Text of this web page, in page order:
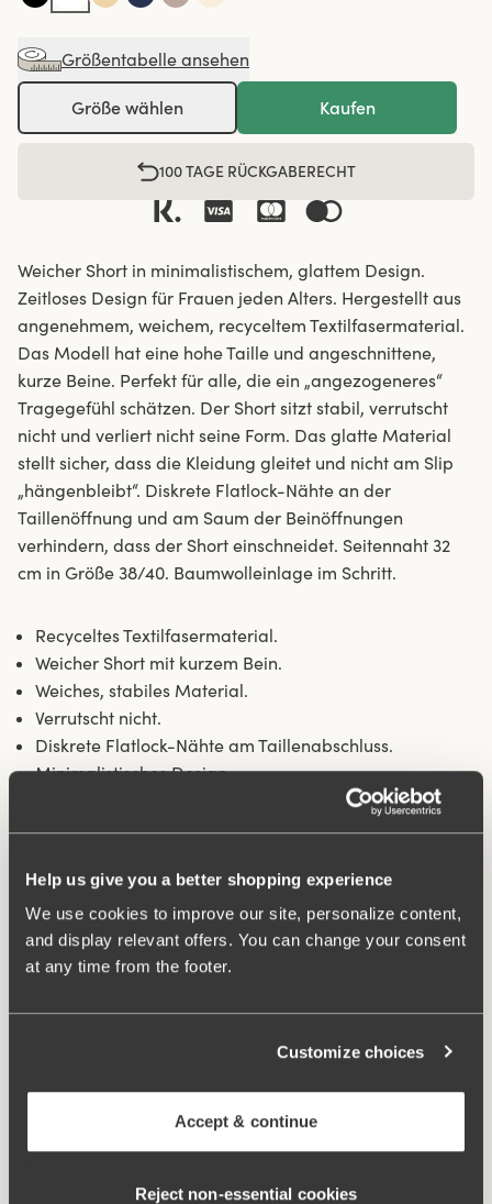
Help us give you a better shopping experience
We use cookies to improve our site, personalize content,
and display relevant offers. You can change your consent
at any time from the footer.
Customize choices
Accept & continue
Reject non‑essential cookies
Größentabelle ansehen
Größe wählen Kaufen
100 TAGE RÜCKGABERECHT
Weicher Short in minimalistischem, glattem Design.
Zeitloses Design für Frauen jeden Alters. Hergestellt aus
angenehmem, weichem, recyceltem Textilfasermaterial.
Das Modell hat eine hohe Taille und angeschnittene,
kurze Beine. Perfekt für alle, die ein „angezogeneres“
Tragegefühl schätzen. Der Short sitzt stabil, verrutscht
nicht und verliert nicht seine Form. Das glatte Material
stellt sicher, dass die Kleidung gleitet und nicht am Slip
„hängenbleibt“. Diskrete Flatlock-Nähte an der
Taillenöffnung und am Saum der Beinöffnungen
verhindern, dass der Short einschneidet. Seitennaht 32
cm in Größe 38/40. Baumwolleinlage im Schritt.
Recyceltes Textilfasermaterial.
Weicher Short mit kurzem Bein.
Weiches, stabiles Material.
Verrutscht nicht.
Diskrete Flatlock-Nähte am Taillenabschluss.
Minimalistisches Design.
Waschanleitungen: Schonwäsche 40°C
Ähnliche Produkte
€29.99€59.99
€54.99
€47.99€59.99